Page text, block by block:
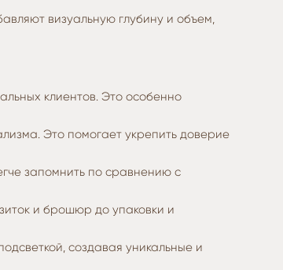
визуальную глубину и объем,
клиентов. Это особенно
Это помогает укрепить доверие
запомнить по сравнению с
и брошюр до упаковки и
создавая уникальные и